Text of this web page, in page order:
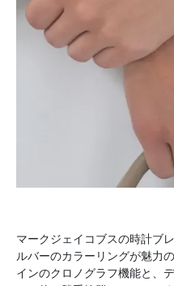
マークジェイコブスの時計ブ
ルバーのカラーリングが魅力
インのクロノグラフ機能と、